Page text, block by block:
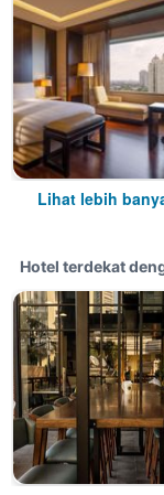
Lihat lebih
Hotel terdekat